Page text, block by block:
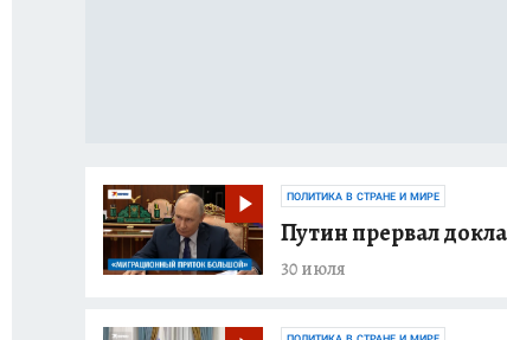
ПОЛИТИКА В СТРАНЕ И МИРЕ
Путин прервал
30 июля